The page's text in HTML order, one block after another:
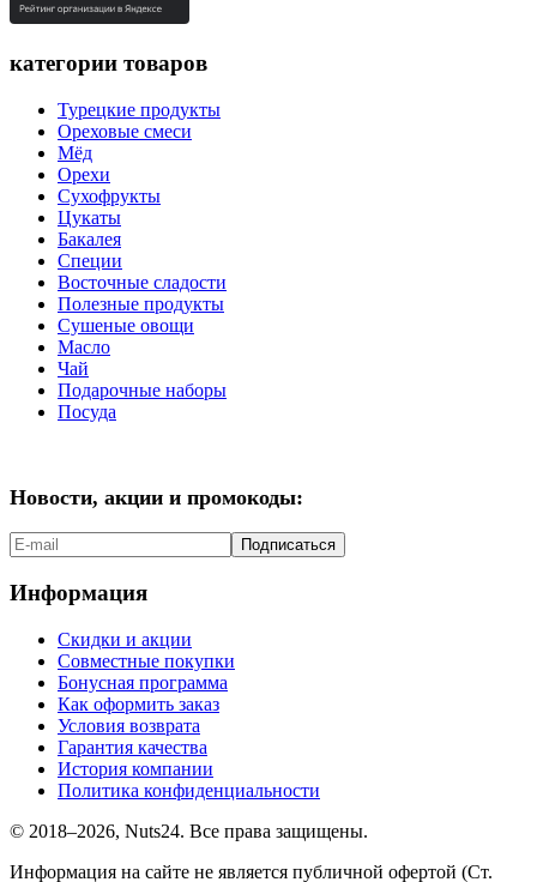
категории товаров
Турецкие продукты
Ореховые смеси
Мёд
Орехи
Сухофрукты
Цукаты
Бакалея
Специи
Восточные сладости
Полезные продукты
Сушеные овощи
Масло
Чай
Подарочные наборы
Посуда
Новости, акции и промокоды:
Подписаться
Информация
Скидки и акции
Совместные покупки
Бонусная программа
Как оформить заказ
Условия возврата
Гарантия качества
История компании
Политика конфиденциальности
© 2018–2026, Nuts24. Все права защищены.
Информация на сайте не является публичной офертой (Ст.